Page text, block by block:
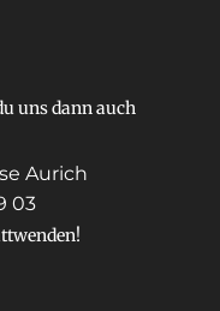
uns dann auch
Aurich
03